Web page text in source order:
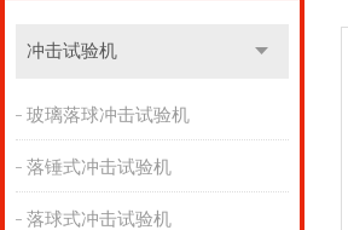
冲击试验机
玻璃落球冲击试验机
落锤式冲击试验机
落球式冲击试验机